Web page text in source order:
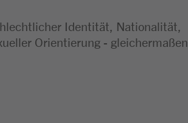
Identität, Nationalität,
Orientierung - gleichermaßen